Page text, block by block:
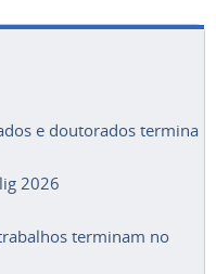
2026
de indicações